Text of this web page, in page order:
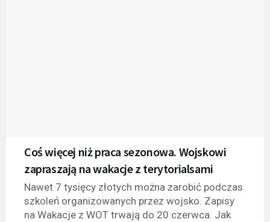
Coś więcej niż praca sezonowa. Wojskowi
zapraszają na wakacje z terytorialsami
Nawet 7 tysięcy złotych można zarobić podczas
szkoleń organizowanych przez wojsko. Zapisy
na Wakacje z WOT trwają do 20 czerwca. Jak